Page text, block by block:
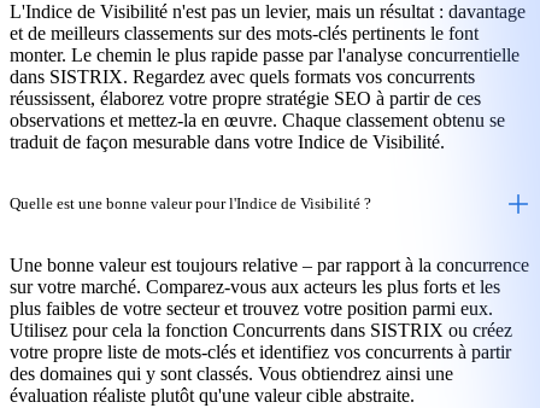
L'Indice de Visibilité n'est pas un levier, mais un résultat : davantage
et de meilleurs classements sur des mots-clés pertinents le font
monter. Le chemin le plus rapide passe par l'analyse concurrentielle
dans SISTRIX. Regardez avec quels formats vos concurrents
réussissent, élaborez votre propre stratégie SEO à partir de ces
observations et mettez-la en œuvre. Chaque classement obtenu se
traduit de façon mesurable dans votre Indice de Visibilité.
Quelle est une bonne valeur pour l'Indice de Visibilité ?
Une bonne valeur est toujours relative – par rapport à la concurrence
sur votre marché. Comparez-vous aux acteurs les plus forts et les
plus faibles de votre secteur et trouvez votre position parmi eux.
Utilisez pour cela la fonction Concurrents dans SISTRIX ou créez
votre propre liste de mots-clés et identifiez vos concurrents à partir
des domaines qui y sont classés. Vous obtiendrez ainsi une
évaluation réaliste plutôt qu'une valeur cible abstraite.